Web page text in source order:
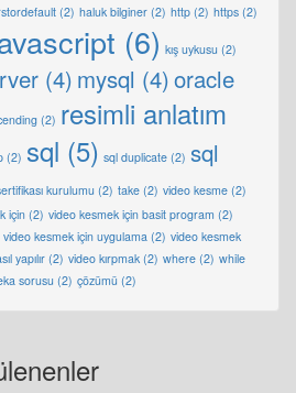
(2) haluk bilginer (2) http (2) https (2)
(6) kış uykusu (2)
(4) mysql (4)oracle
(2) resimli anlatım
(2) sql (5) sql duplicate (2) sql
kurulumu(2) take (2) video kesme (2)
için (2) video kesmek için basit program (2)
video kesmek için uygulama (2) video kesmek
yapılır (2) video kırpmak (2) where (2) while
sorusu (2) çözümü (2)